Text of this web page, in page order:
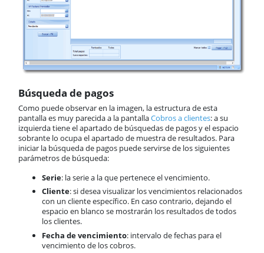
Búsqueda de pagos
Como puede observar en la imagen, la estructura de esta
pantalla es muy parecida a la pantallaCobros a clientes: a su
izquierda tiene el apartado de búsquedas de pagos y el espacio
sobrante lo ocupa el apartado de muestra de resultados. Para
iniciar la búsqueda de pagos puede servirse de los siguientes
parámetros de búsqueda:
Serie: la serie a la que pertenece el vencimiento.
Cliente: si desea visualizar los vencimientos relacionados
con un cliente específico. En caso contrario, dejando el
espacio en blanco se mostrarán los resultados de todos
los clientes.
Fecha de vencimiento: intervalo de fechas para el
vencimiento de los cobros.